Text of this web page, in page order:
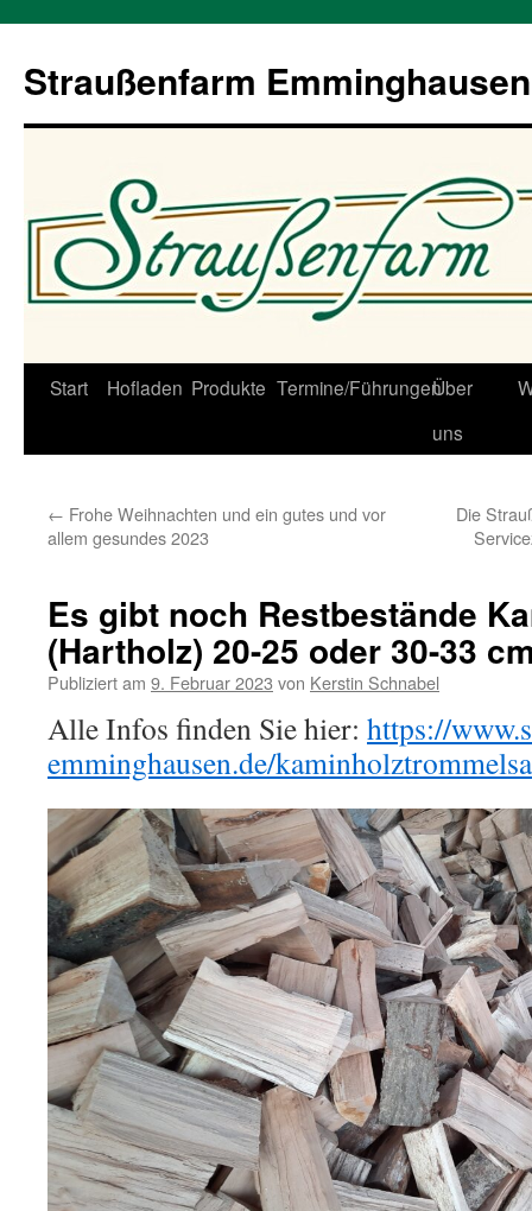
Straußenfarm Emminghausen
Zum
Start Hofladen Produkte Termine/FührungenÜber
uns
← Frohe Weihnachten und ein gutes und vor
allem gesundes 2023
Die
Es gibt noch Restbestände
(Hartholz) 20-25 oder 30-33
Publiziert am 9. Februar 2023 von Kerstin Schnabel
Alle Infos finden Sie hier: https://
emminghausen.de/